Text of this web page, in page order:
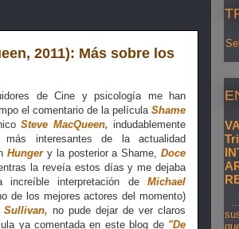
2011): Más sobre los
de Cine y psicología me han
el comentario de la película Shame
Steve MacQueen,indudablemente
interesantes de la actualidad
Hungery la posterior a Shame,Doce
la reveía estos días y me dejaba
increíble interpretación de Michael
de los mejores actores del momento)
Sullivan, no pude dejar de ver claros
ya comentada en este blog de "De